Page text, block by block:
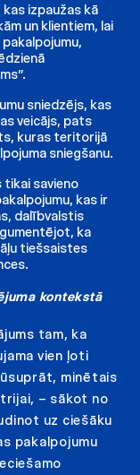
izpaužas kā
un klientiem, lai
sniedzējs, kas
veicājs, pats
kuras teritorijā
sniegšanu.
tikai savieno
kas ir
dalībvalstis
ka
tiešsaistes
kontekstā
tam, ka
vien ļoti
minētais
– sākot no
uz ciešāku
pakalpojumu